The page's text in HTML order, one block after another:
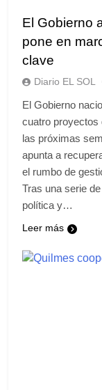
El Gobierno
pone en
clave
Diario EL SOL
El Gobierno
cuatro proyectos
las próximas
apunta a
el rumbo de
Tras una serie
política y…
Leer más